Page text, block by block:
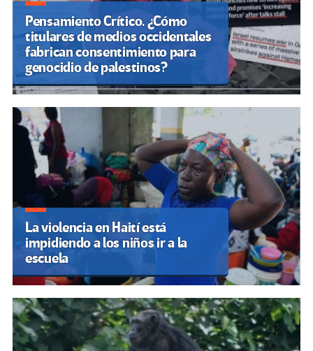
Pensamiento Crítico. ¿Cómo
titulares de medios occidentales
fabrican consentimiento para
genocidio de palestinos?
La violencia en Haití está
impidiendo a los niños ir a la
escuela